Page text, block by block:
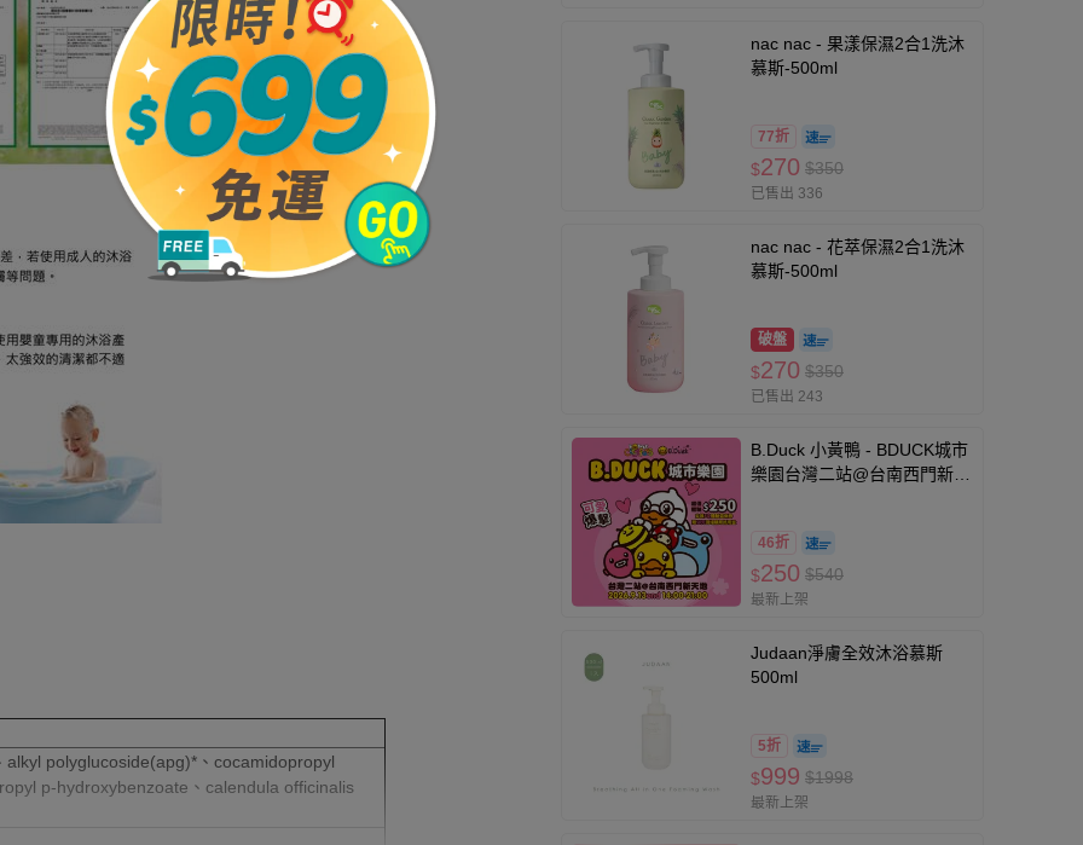
polyglucoside(apg)*、cocamidopropyl
p-hydroxybenzoate、calendula officinalis
nac nac - 果漾保濕2合1洗沐
慕斯-500ml
77折
$270 $350
已售出 336
nac nac - 花萃保濕2合1洗沐
慕斯-500ml
破盤
$270 $350
已售出 243
B.Duck 小黃鴨 - BDUCK城市
樂園台灣二站@台南西門新天
46折
$250 $540
最新上架
Judaan淨膚全效沐浴慕斯
500ml
5折
$999 $1998
最新上架